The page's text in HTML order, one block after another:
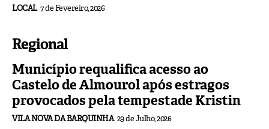
LOCAL 7 de Fevereiro, 2026
Regional
Município requalifica acesso ao
Castelo de Almourol após estragos
provocados pela tempestade Kristin
VILA NOVA DA BARQUINHA 29 de Julho, 2026